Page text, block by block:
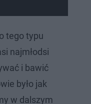
tego typu
najmłodsi
i bawić
było jak
w dalszym